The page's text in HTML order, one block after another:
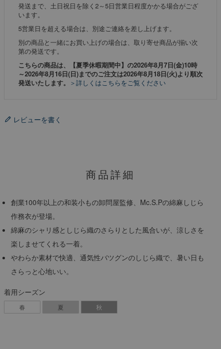
発送まで、土日祝日を除く2～5日営業日程度かかる場合がござ
います。
5営業日を超える場合は、別途ご連絡を差し上げます。
別の商品と一緒にお買い上げの場合は、取り寄せ商品が揃い次
第の発送です。
こちらの商品は、【夏季休暇期間中】の2026年8月7日(金)10時
～2026年8月16日(日)までのご注文は2026年8月18日(火)より順次
発送いたします。
＞詳しくはこちらをご覧ください
レビューを書く
商品詳細
創業100年以上の和装小もの卸問屋監修、Mc.S.Pの綿麻しじら
作務衣が登場。
綿麻のシャリ感としじら織のさらりとした風合いが、涼しさを
楽しませてくれる一着。
やわらか素材で快適、通気性バツグンのしじら織で、暑い日も
さらっと心地いい。
着用シーズン
春 夏 秋